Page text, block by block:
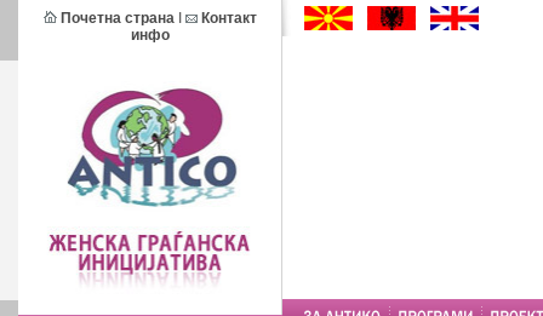
Почетна страна
Контакт
инфо